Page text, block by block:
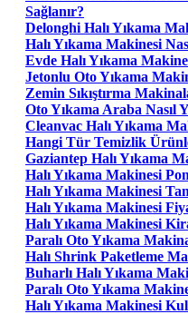
Sağlanır?
Delonghi Halı Yıkama
Halı Yıkama Makinesi
Evde Halı Yıkama
Jetonlu Oto Yıkama
Zemin Sıkıştırma
Oto Yıkama Araba Nasıl
Cleanvac Halı Yıkama
Hangi Tür Temizlik
Gaziantep Halı Yıkama
Halı Yıkama Makinesi
Halı Yıkama Makinesi
Halı Yıkama Makinesi
Halı Yıkama Makinesi
Paralı Oto Yıkama
Halı Shrink Paketleme
Buharlı Halı Yıkama
Paralı Oto Yıkama
Halı Yıkama Makinesi